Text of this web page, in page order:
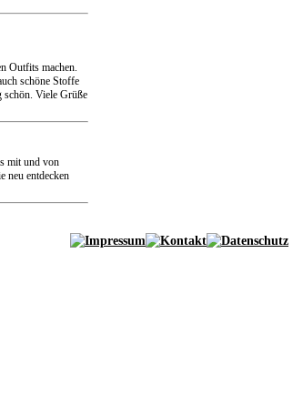
Outfits machen.
schöne Stoffe
schön. Viele Grüße
mit und von
neu entdecken
einzelnen von